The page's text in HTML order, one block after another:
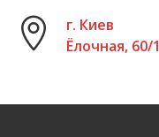
г. Киев
Ёлочная, 60/1